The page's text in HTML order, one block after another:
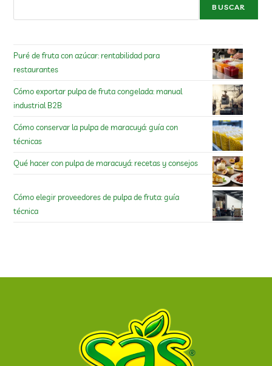
BUSCAR
Puré de fruta con azúcar: rentabilidad para
restaurantes
Cómo exportar pulpa de fruta congelada: manual
industrial B2B
Cómo conservar la pulpa de maracuyá: guía con
técnicas
Qué hacer con pulpa de maracuyá: recetas y consejos
Cómo elegir proveedores de pulpa de fruta: guía
técnica